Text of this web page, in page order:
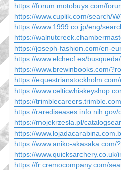
https://forum.motobuys.com/
https://www.cuplik.com/search/
https://www.1999.co.jp/eng/
https://
https://joseph-fashion.com/en-
https://www.elchecf.es/
https://www.brewinbooks.com/
https://
https://
https://
https://
https://mojekrzesla.pl/
https://
https://www.aniko-akasaka.com/
https://
https://fr.cremocompany.com/